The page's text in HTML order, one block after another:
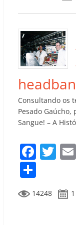
b
o
o
k
p
ar
til
h
ar
Consultando os
Pesado Gaúcho,
Sangue! – A
F
e
T
itt
er
o
m
14248